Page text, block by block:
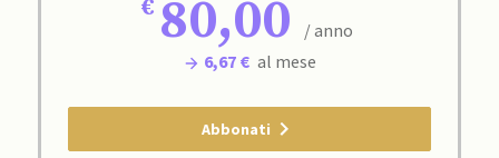
80,00
/ anno
6,67 € al mese
Abbonati